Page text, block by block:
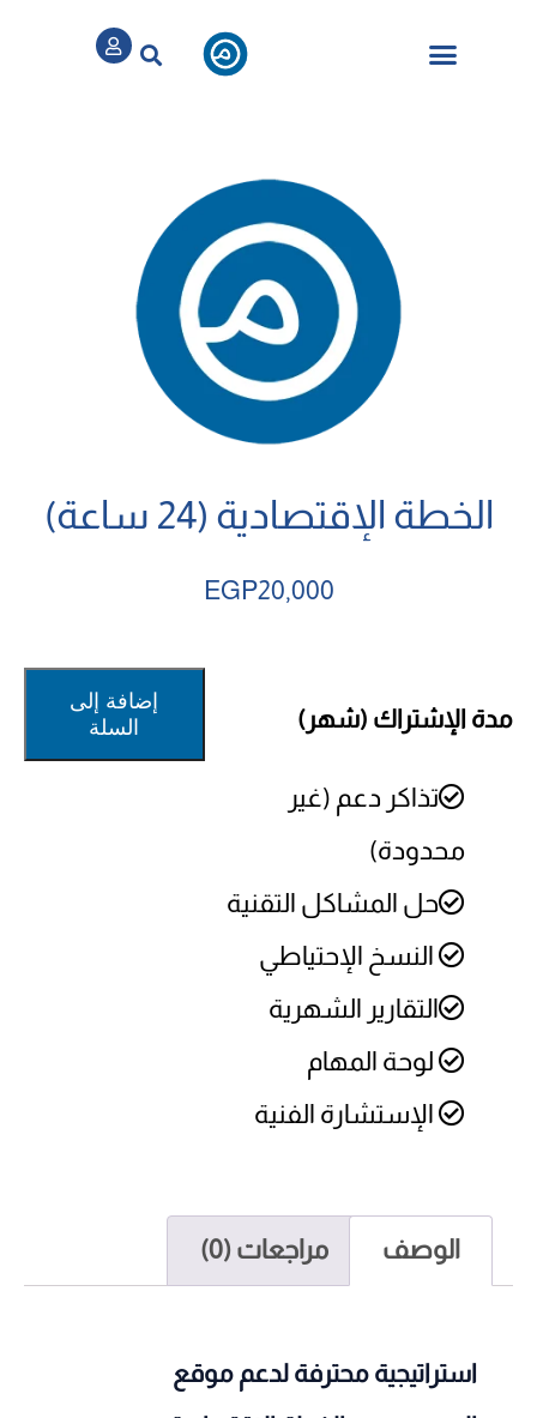
الخطة الإقتصادية (24 ساعة)
EGP20,000
مدة الإشتراك (شهر)
تذاكر دعم (غير
محدودة)
حل المشاكل التقنية
النسخ الإحتياطي
التقارير الشهرية
لوحة المهام
الإستشارة الفنية
إضافة إلى
السلة
الوصف مراجعات (0)
استراتيجية محترفة لدعم موقع